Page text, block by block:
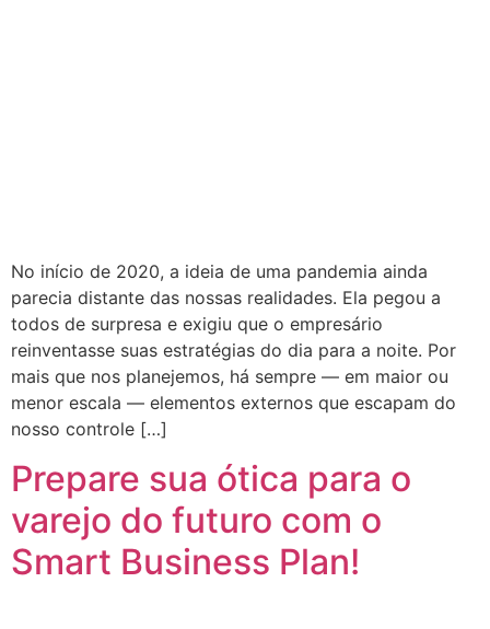
No início de 2020, a ideia de uma pandemia ainda
parecia distante das nossas realidades. Ela pegou a
todos de surpresa e exigiu que o empresário
reinventasse suas estratégias do dia para a noite. Por
mais que nos planejemos, há sempre — em maior ou
menor escala — elementos externos que escapam do
nosso controle […]
Prepare sua ótica para o
varejo do futuro com o
Smart Business Plan!